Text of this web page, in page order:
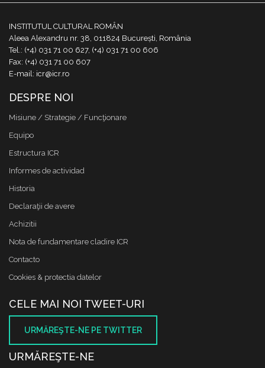
INSTITUTUL CULTURAL ROMÂN
Aleea Alexandru nr. 38, 011824 București, România
Tel.: (+4) 031 71 00 627, (+4) 031 71 00 606
Fax: (+4) 031 71 00 607
E-mail: icr@icr.ro
DESPRE NOI
Misiune / Strategie / Funcţionare
Equipo
Estructura ICR
Informes de actividad
Historia
Declaraţii de avere
Achizitii
Nota de fundamentare cladire ICR
Contacto
Cookies & protectia datelor
CELE MAI NOI TWEET-URI
URMĂREŞTE-NE PE TWITTER
URMĂREŞTE-NE